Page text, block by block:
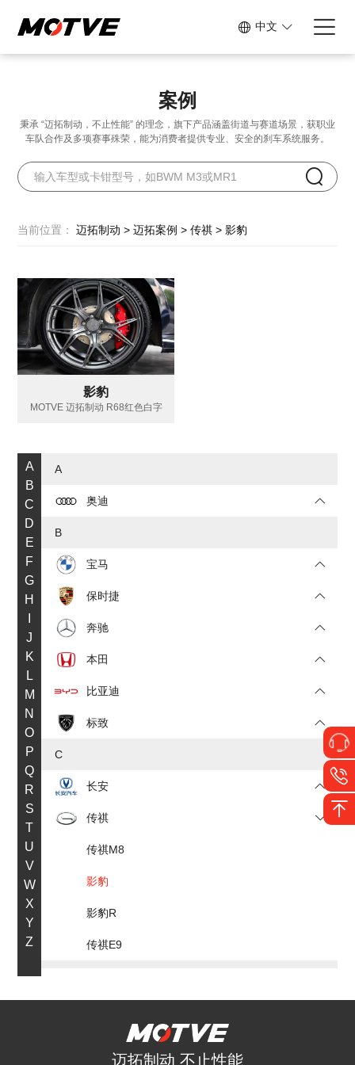
中文
案例
秉承 “迈拓制动，不止性能” 的理念，旗下产品涵盖街道与赛道场景， 获职业
车队合作及多项赛事殊荣，能为消费者提供专业、安全的刹车系统服务。
当前位置：迈拓制动 > 迈拓案例 > 传祺 > 影豹
影豹
MOTVE 迈拓制动 R68红色白字
A
B
C
D
E
F
G
H
J
K
L
M
N
O
P
Q
R
S
T
U
V
W
X
Y
Z
A
奥迪
B
宝马
保时捷
奔驰
本田
比亚迪
标致
C
长安
传祺
传祺M8
影豹
影豹R
传祺E9
迈拓制动 不止性能